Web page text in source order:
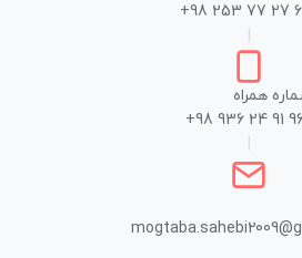
+98 253 77 27
همراه
+98 936 24 91